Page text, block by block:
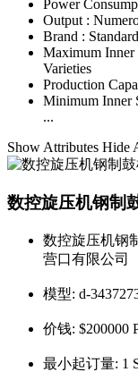
Power
Output :
Brand :
Maximum Inner
Varieties
Production
Minimum Inner
...
Show Attributes Hide
数控旋压机钢制
数控旋压机钢
营口有限公司
模型: d-
价钱: $200000
最小起订量: 1